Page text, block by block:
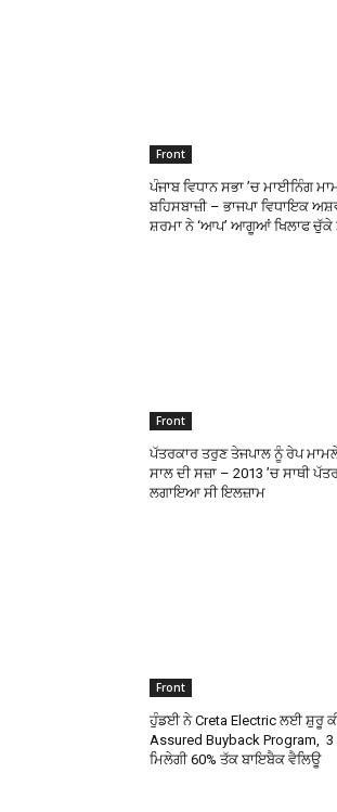
Front
ਪੰਜਾਬ ਵਿਧਾਨ ਸਭਾ ’ਚ ਮਾਈਨਿੰਗ
ਬਹਿਸਬਾਜ਼ੀ – ਭਾਜਪਾ ਵਿਧਾਇਕ
ਸ਼ਰਮਾ ਨੇ ‘ਆਪ’ ਆਗੂਆਂ ਖਿਲਾਫ ਚੁੱਕੇ
Front
ਪੱਤਰਕਾਰ ਤਰੁਣ ਤੇਜਪਾਲ ਨੂੰ ਰੇਪ
ਸਾਲ ਦੀ ਸਜ਼ਾ – 2013 ’ਚ ਸਾਥੀ
ਲਗਾਇਆ ਸੀ ਇਲਜ਼ਾਮ
Front
ਹੁੰਡਈ ਨੇ Creta Electric ਲਈ ਸ਼ੁਰੂ
Assured Buyback Program,
ਮਿਲੇਗੀ 60% ਤੱਕ ਬਾਇਬੈਕ ਵੈਲਿਊ